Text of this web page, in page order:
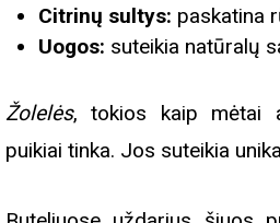
Citrinų sultys: paskatina
Uogos: suteikia natūralų
Žolelės, tokios kaip mėtai
puikiai tinka. Jos suteikia